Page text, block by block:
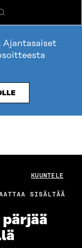
Hae
Ajantasaiset
KUUNTELE
SISÄLTÄÄ
pärjää